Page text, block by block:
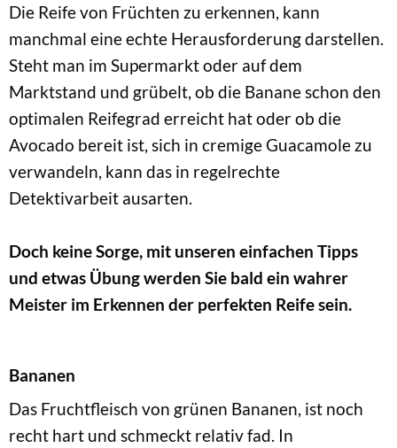
Die Reife von Früchten zu erkennen, kann
manchmal eine echte Herausforderung darstellen.
Steht man im Supermarkt oder auf dem
Marktstand und grübelt, ob die Banane schon den
optimalen Reifegrad erreicht hat oder ob die
Avocado bereit ist, sich in cremige Guacamole zu
verwandeln, kann das in regelrechte
Detektivarbeit ausarten.
Doch keine Sorge, mit unseren einfachen Tipps
und etwas Übung werden Sie bald ein wahrer
Meister im Erkennen der perfekten Reife sein.
Bananen
Das Fruchtfleisch von grünen Bananen, ist noch
recht hart und schmeckt relativ fad. In